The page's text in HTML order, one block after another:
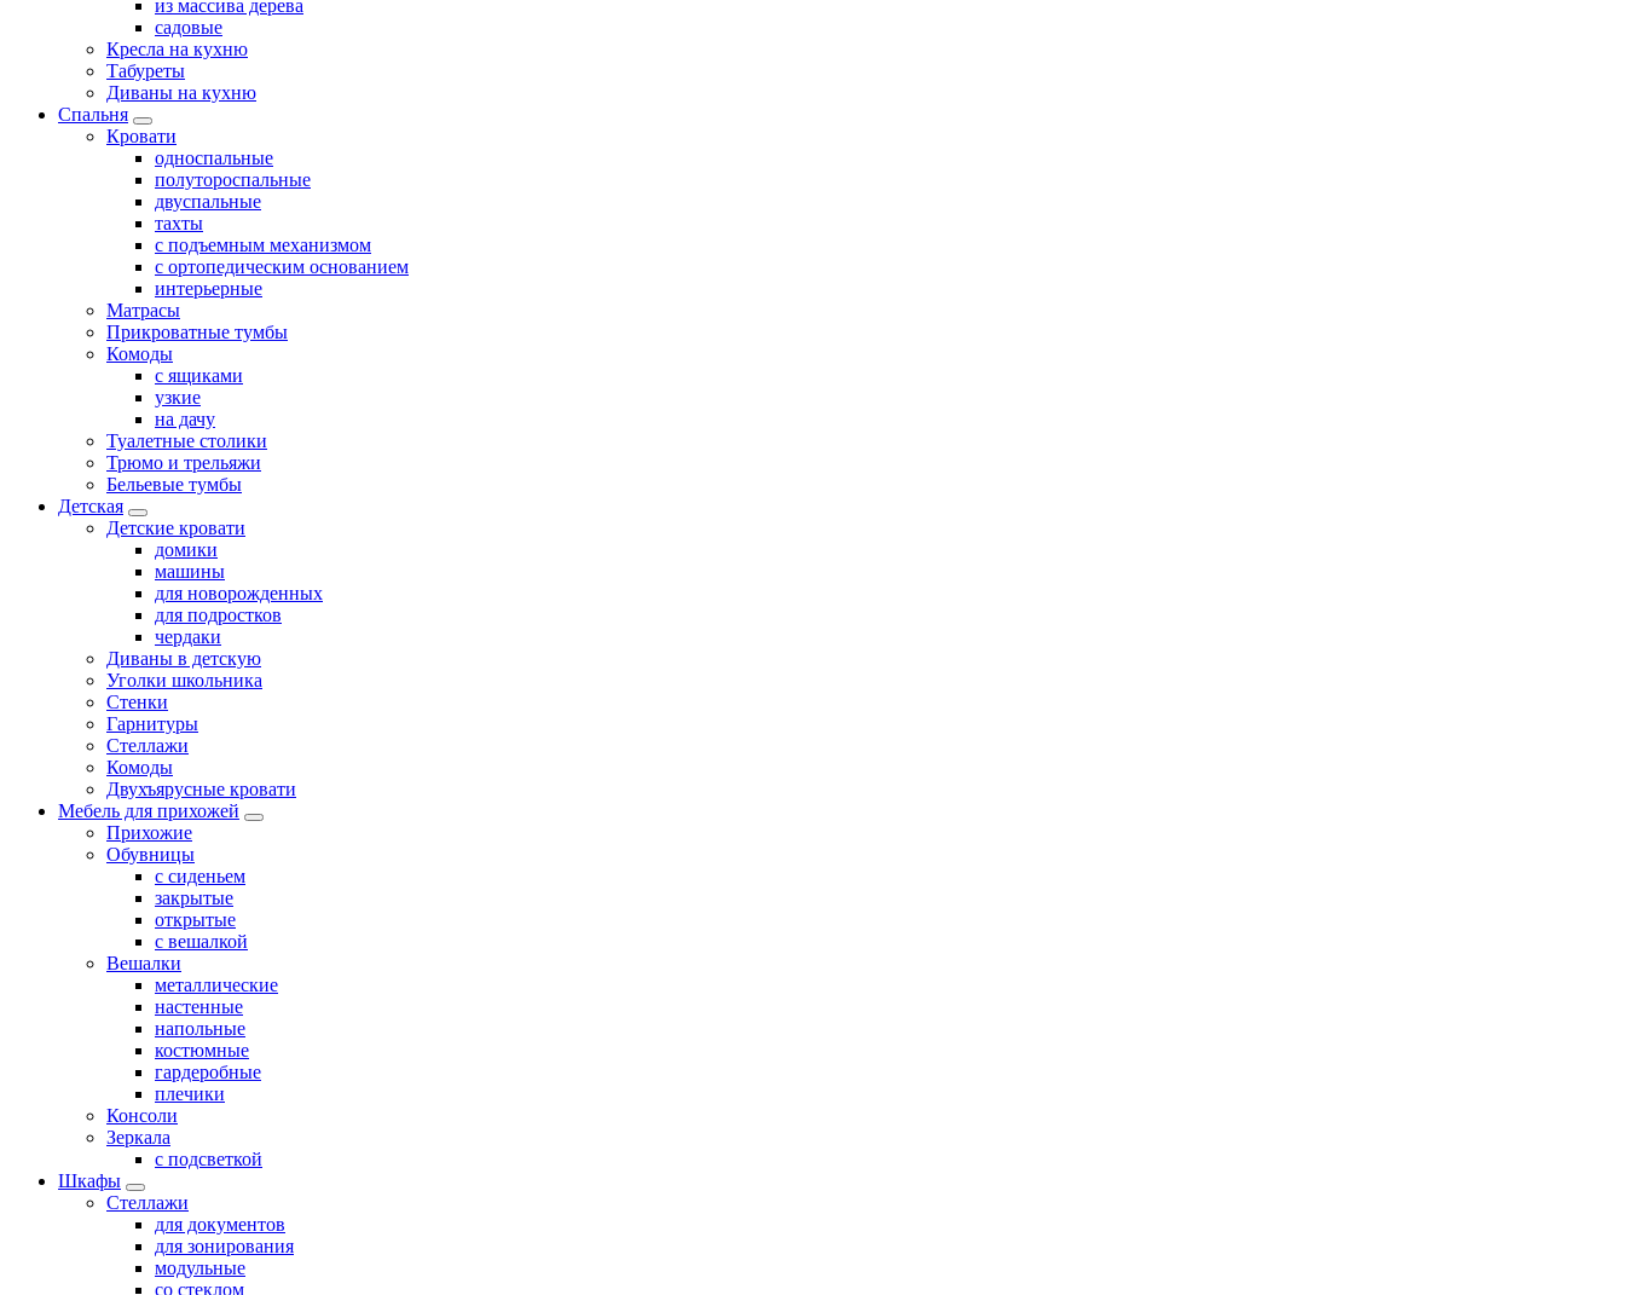
из массива дерева
садовые
Кресла на кухню
Табуреты
Диваны на кухню
Спальня
Кровати
односпальные
полутороспальные
двуспальные
тахты
с подъемным механизмом
с ортопедическим основанием
интерьерные
Матрасы
Прикроватные тумбы
Комоды
с ящиками
узкие
на дачу
Туалетные столики
Трюмо и трельяжи
Бельевые тумбы
Детская
Детские кровати
домики
машины
для новорожденных
для подростков
чердаки
Диваны в детскую
Уголки школьника
Стенки
Гарнитуры
Стеллажи
Комоды
Двухъярусные кровати
Мебель для прихожей
Прихожие
Обувницы
с сиденьем
закрытые
открытые
с вешалкой
Вешалки
металлические
настенные
напольные
костюмные
гардеробные
плечики
Консоли
Зеркала
с подсветкой
Шкафы
Стеллажи
для документов
для зонирования
модульные
со стеклом